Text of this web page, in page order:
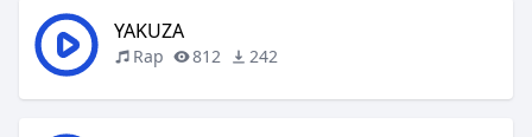
YAKUZA
Rap 812 242